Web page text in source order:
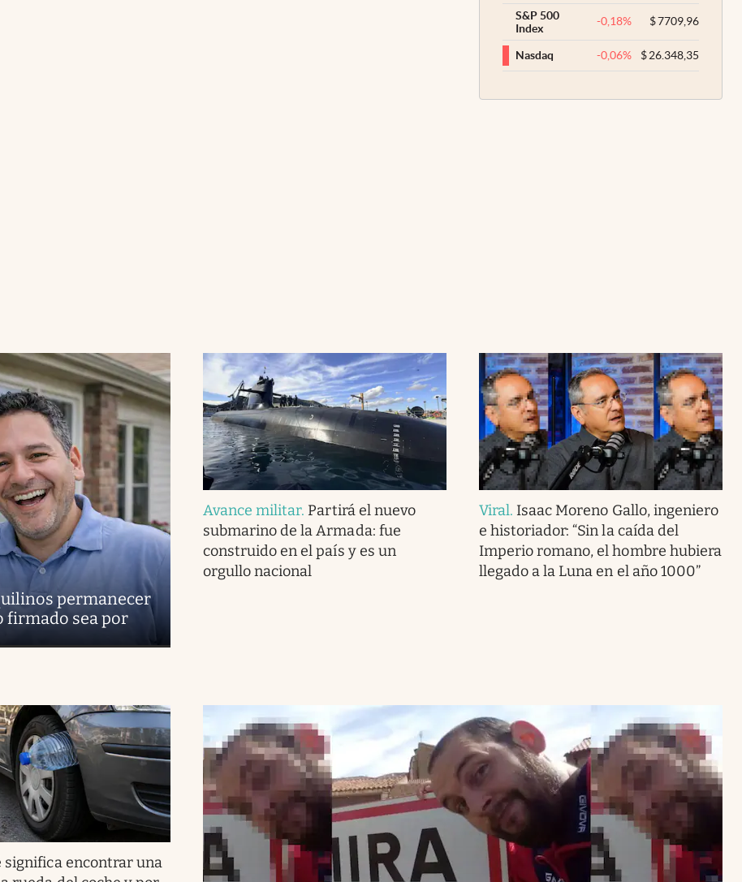
S&P 500
Index
-0,18% $7709,96
Nasdaq -0,06% $26.348,35
permanecer
firmado sea por
Avance militar. Partirá el nuevo
submarino de la Armada: fue
construido en el país y es un
orgullo nacional
Viral. Isaac Moreno Gallo, ingeniero
e historiador: “Sin la caída del
Imperio romano, el hombre hubiera
llegado a la Luna en el año 1000”
significa encontrar una